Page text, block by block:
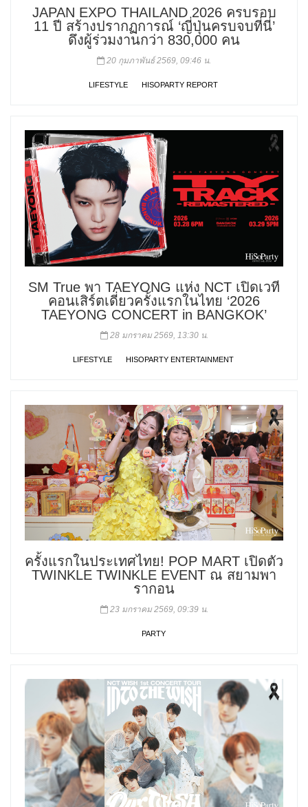
JAPAN EXPO THAILAND 2026 ครบรอบ
11 ปี สร้างปรากฏการณ์ ‘ญี่ปุ่นครบจบที่นี่’
ดึงผู้ร่วมงานกว่า 830,000 คน
20 กุมภาพันธ์ 2569, 09:46 น.
LIFESTYLE HISOPARTY REPORT
SM True พา TAEYONG แห่ง NCT เปิดเวที
คอนเสิร์ตเดี่ยวครั้งแรกในไทย ‘2026
TAEYONG CONCERT in BANGKOK’
28 มกราคม 2569, 13:30 น.
LIFESTYLE HISOPARTY ENTERTAINMENT
ครั้งแรกในประเทศไทย! POP MART เปิดตัว
TWINKLE TWINKLE EVENT ณ สยามพา
รากอน
23 มกราคม 2569, 09:39 น.
PARTY